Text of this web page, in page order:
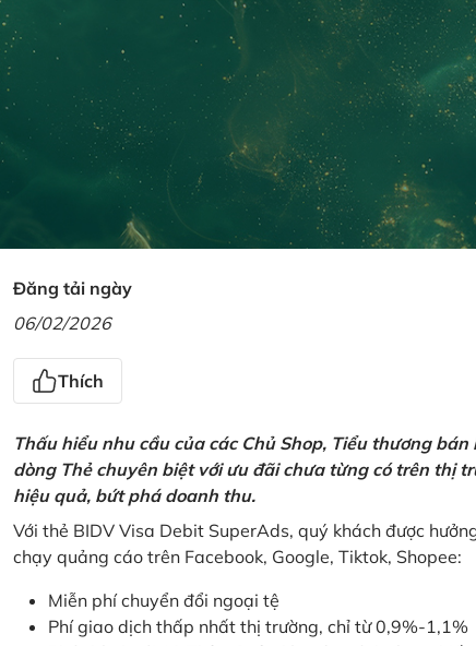
Đăng tải ngày
06/02/2026
Thích
Thấu hiểu nhu cầu của các Chủ Shop, Tiểu thương
dòng Thẻ chuyên biệt với ưu đãi chưa từng có trên thị
hiệu quả, bứt phá doanh thu.
Với thẻ BIDV Visa Debit SuperAds, quý khách được
chạy quảng cáo trên Facebook, Google, Tiktok, Shopee:
Miễn phí chuyển đổi ngoại tệ
Phí giao dịch thấp nhất thị trường, chỉ từ 0,9%-1,1%